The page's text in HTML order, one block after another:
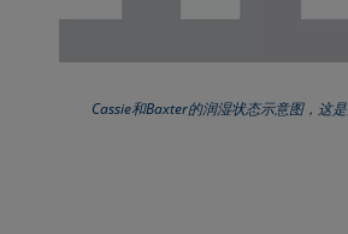
Cassie和Baxter的润湿状态示意图，这